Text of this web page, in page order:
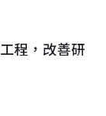
程，改善研